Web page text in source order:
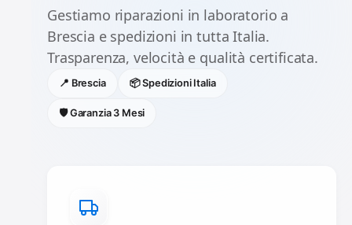
Gestiamo riparazioni in laboratorio a
Brescia e spedizioni in tutta Italia.
Trasparenza, velocità e qualità certificata.
📍 Brescia 📦 Spedizioni Italia
🛡️ Garanzia 3 Mesi